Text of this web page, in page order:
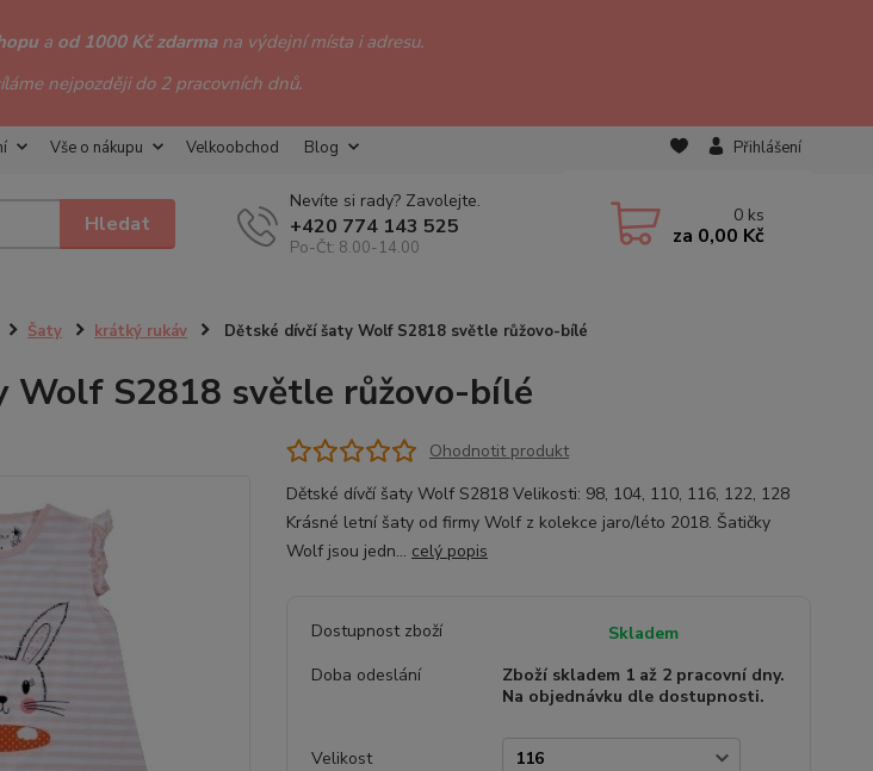
a od 1000 Kč zdarma na výdejní místa i adresu.
nejpozději do 2 pracovních dnů.
Vše o nákupu Velkoobchod Blog Přihlášení
Hledat
Nevíte si rady? Zavolejte.
+420 774 143 525
Po-Čt: 8.00-14.00
0 ks
za 0,00 Kč
Šaty krátký rukáv Dětské dívčí šaty Wolf S2818 světle růžovo-bílé
Wolf S2818 světle růžovo-bílé
Ohodnotit produkt
Dětské dívčí šaty Wolf S2818 Velikosti: 98, 104, 110, 116, 122, 128
Krásné letní šaty od firmy Wolf z kolekce jaro/léto 2018. Šatičky
Wolf jsou jedn... celý popis
Dostupnost zboží
Skladem
Doba odeslání
Zboží skladem 1 až 2 pracovní dny.
Na objednávku dle dostupnosti.
Velikost